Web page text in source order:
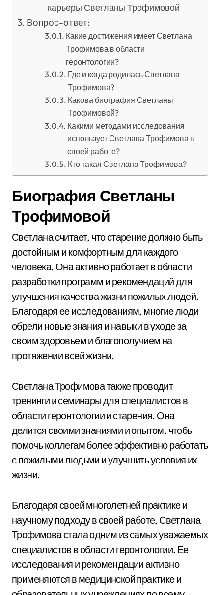
карьеры Светланы Трофимовой
Вопрос-ответ:
Какие достижения имеет Светлана
Трофимова в области
геронтологии?
Где и когда родилась Светлана
Трофимова?
Какова биография Светланы
Трофимовой?
Какими методами исследования
использует Светлана Трофимова в
своей работе?
Кто такая Светлана Трофимова?
Биография Светланы
Трофимовой
Светлана считает, что старение должно быть
достойным и комфортным для каждого
человека. Она активно работает в области
разработки программ и рекомендаций для
улучшения качества жизни пожилых людей.
Благодаря ее исследованиям, многие люди
обрели новые знания и навыки в уходе за
своим здоровьем и благополучием на
протяжении всей жизни.
Светлана Трофимова также проводит
тренинги и семинары для специалистов в
области геронтологии и старения. Она
делится своими знаниями и опытом, чтобы
помочь коллегам более эффективно работать
с пожилыми людьми и улучшить условия их
жизни.
Благодаря своей многолетней практике и
научному подходу в своей работе, Светлана
Трофимова стала одним из самых уважаемых
специалистов в области геронтологии. Ее
исследования и рекомендации активно
применяются в медицинской практике и